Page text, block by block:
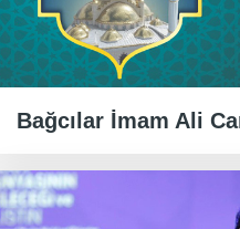
Bağcılar İmam Ali